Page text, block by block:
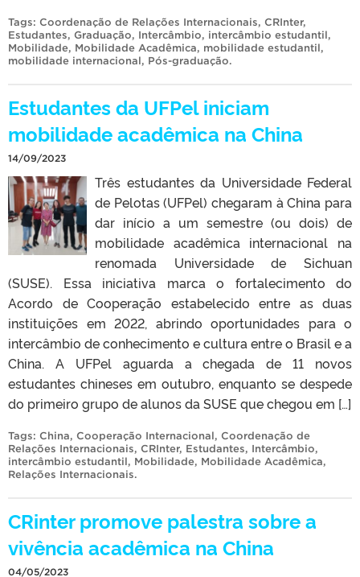
Tags: Coordenação de Relações Internacionais, CRInter,
Estudantes, Graduação, Intercâmbio, intercâmbio estudantil,
Mobilidade, Mobilidade Acadêmica, mobilidade estudantil,
mobilidade internacional, Pós-graduação.
Estudantes da UFPel iniciam
mobilidade acadêmica na China
14/09/2023
Três estudantes da Universidade Federal
de Pelotas (UFPel) chegaram à China para
dar início a um semestre (ou dois) de
mobilidade acadêmica internacional na
renomada Universidade de Sichuan
(SUSE). Essa iniciativa marca o fortalecimento do
Acordo de Cooperação estabelecido entre as duas
instituições em 2022, abrindo oportunidades para o
intercâmbio de conhecimento e cultura entre o Brasil e a
China. A UFPel aguarda a chegada de 11 novos
estudantes chineses em outubro, enquanto se despede
do primeiro grupo de alunos da SUSE que chegou em […]
Tags: China, Cooperação Internacional, Coordenação de
Relações Internacionais, CRInter, Estudantes, Intercâmbio,
intercâmbio estudantil, Mobilidade, Mobilidade Acadêmica,
Relações Internacionais.
CRinter promove palestra sobre a
vivência acadêmica na China
04/05/2023